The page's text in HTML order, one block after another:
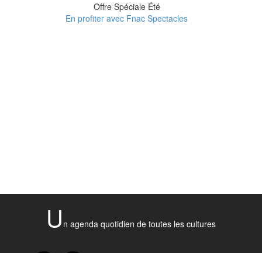
Offre Spéciale Été
En profiter avec Fnac Spectacles
U n agenda quotidien de toutes les cultures